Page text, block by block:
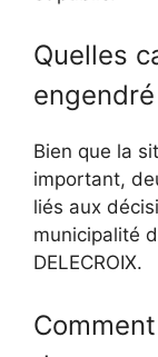
Quelles
Bien que la
important,
liés aux
municipalité
DELECROIX.